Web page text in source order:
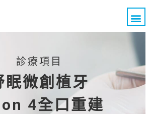
診療項目
眠微創植牙
4全口重建